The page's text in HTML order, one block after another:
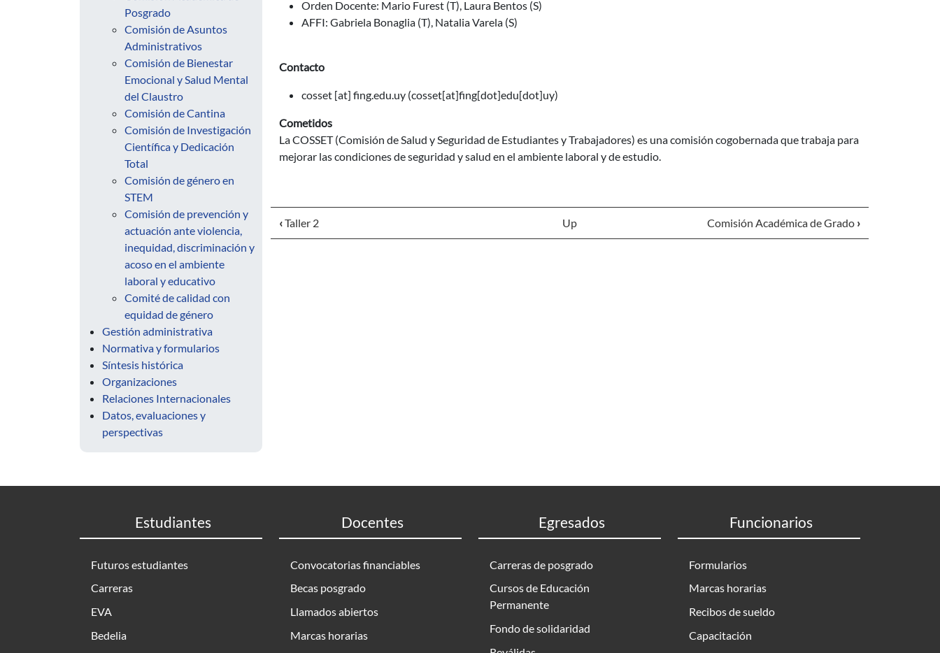
Posgrado
Comisión de Asuntos
Administrativos
Comisión de Bienestar
Emocional y Salud Mental
del Claustro
Comisión de Cantina
Comisión de Investigación
Científica y Dedicación
Total
Comisión de género en
STEM
Comisión de prevención y
actuación ante violencia,
inequidad, discriminación y
acoso en el ambiente
laboral y educativo
Comité de calidad con
equidad de género
Gestión administrativa
Normativa y formularios
Síntesis histórica
Organizaciones
Relaciones Internacionales
Datos, evaluaciones y
perspectivas
Orden Docente: Mario Furest (T), Laura Bentos (S)
AFFI: Gabriela Bonaglia (T), Natalia Varela (S)
Contacto
cosset [at] fing.edu.uy (cosset[at]fing[dot]edu[dot]uy)
Cometidos
La COSSET (Comisión de Salud y Seguridad de Estudiantes y Trabajadores) es una comisión cogobernada que trabaja para
mejorar las condiciones de seguridad y salud en el ambiente laboral y de estudio.
‹Taller 2 Up Comisión Académica de Grado ›
Estudiantes
Futuros estudiantes
Carreras
EVA
Bedelia
Docentes
Convocatorias financiables
Becas posgrado
Llamados abiertos
Marcas horarias
Egresados
Carreras de posgrado
Cursos de Educación
Permanente
Fondo de solidaridad
Funcionarios
Formularios
Marcas horarias
Recibos de sueldo
Capacitación